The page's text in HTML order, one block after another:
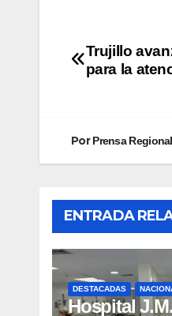
Trujillo
para la
PorPrensa Regional
ENTRADA
DESTACADAS
Hospital